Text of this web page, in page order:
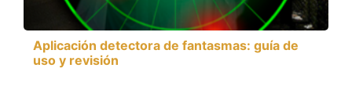
Aplicación detectora de fantasmas: guía de
uso y revisión